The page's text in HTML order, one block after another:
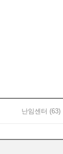
난임센터 (63)